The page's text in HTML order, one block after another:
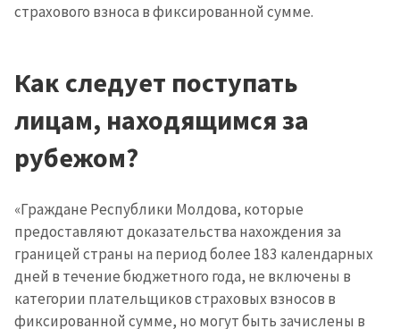
страхового взноса в фиксированной сумме.
Как следует поступать
лицам, находящимся за
рубежом?
«Граждане Республики Молдова, которые
предоставляют доказательства нахождения за
границей страны на период более 183 календарных
дней в течение бюджетного года, не включены в
категории плательщиков страховых взносов в
фиксированной сумме, но могут быть зачислены в
заголовок
Фотография
+ Загрузить
изображение
+ Добавить ссылку на
Текст новости
+ Добавить текст
новости
КОНТАКТНЫЙ ИСТОЧНИК